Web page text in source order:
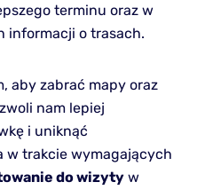
terminu oraz w
informacji o trasach.
aby zabrać mapy oraz
nam lepiej
i uniknąć
w trakcie wymagających
do wizytyw